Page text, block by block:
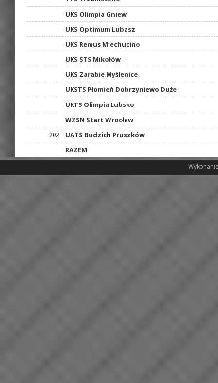
UKS Olimpia Gniew
UKS Optimum Lubasz
UKS Remus Miechucino
UKS STS Mikołów
UKS Zarabie Myślenice
UKSTS Płomień Dobrzyniewo Duże
UKTS Olimpia Lubsko
WZSN Start Wrocław
202
UATS Budzich Pruszków
RAZEM